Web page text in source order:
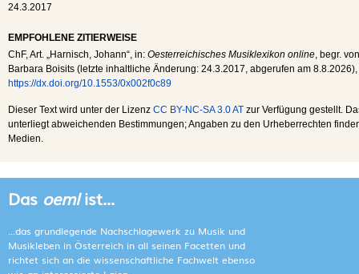
24.3.2017
EMPFOHLENE ZITIERWEISE
ChF, Art. „Harnisch, Johann“, in: Oesterreichisches Musiklexikon online , begr.
Barbara Boisits (letzte inhaltliche Änderung: 24.3.2017 , abgerufen am 8.8.2026),
https://dx.doi.org/10.1553/0x002f0c89
Dieser Text wird unter der Lizenz CC BY-NC-SA 3.0 AT zur Verfügung gestellt.
unterliegt abweichenden Bestimmungen; Angaben zu den Urheberrechten
Medien.
Das oemlist...
...das grundlegende Nachschlagewerk zu Musik und
Musikleben in Österreich in all seinen Facetten und
richtet sich an die wissenschaftliche Fachwelt ebenso